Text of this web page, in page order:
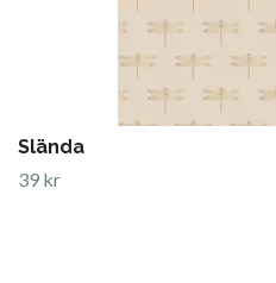
Slända
39 kr